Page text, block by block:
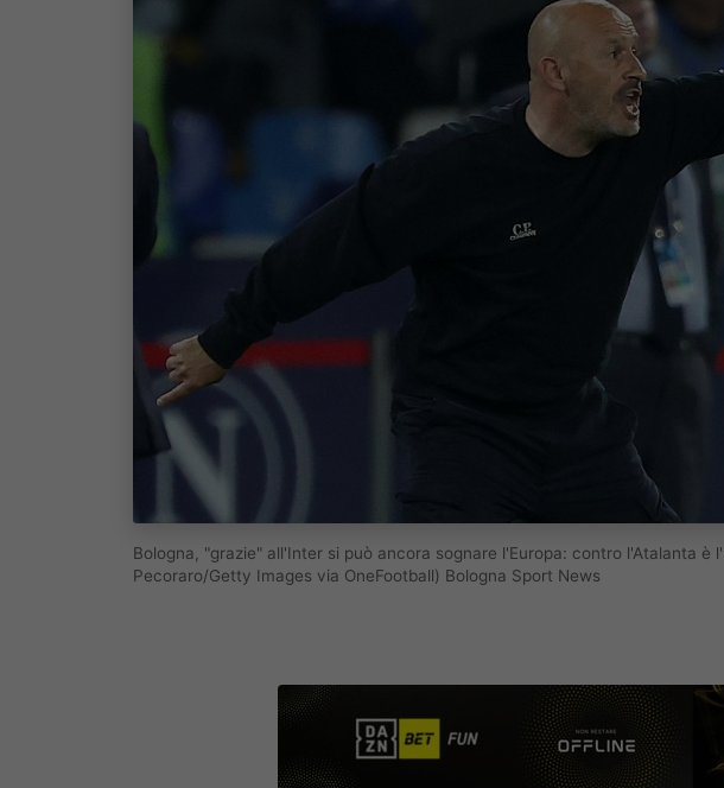
Bologna, "grazie" all'Inter si può ancora sognare l'Europa: contro l'Atalanta è
Pecoraro/Getty Images via OneFootball) Bologna Sport News